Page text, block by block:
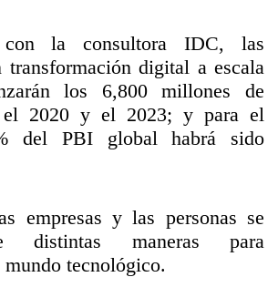
la consultora IDC, las
transformación digital a escala
los 6,800 millones de
el 2020 y el 2023; y para el
del PBI global habrá sido
empresas y las personas se
distintas maneras para
mundo tecnológico.